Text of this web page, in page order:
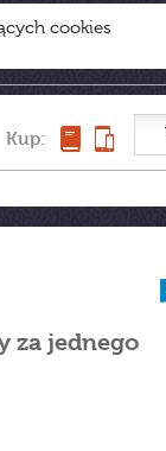
cookies
Kup:
za jednego